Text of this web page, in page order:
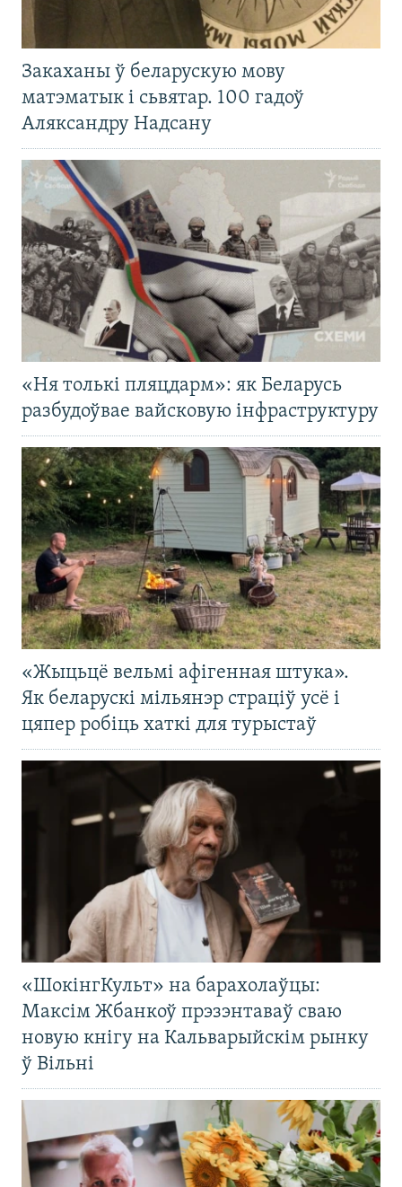
Закаханы ў беларускую мову
матэматык і сьвятар. 100 гадоў
Аляксандру Надсану
«Ня толькі пляцдарм»: як Беларусь
разбудоўвае вайсковую інфраструктуру
«Жыцьцё вельмі афігенная штука».
Як беларускі мільянэр страціў усё і
цяпер робіць хаткі для турыстаў
«ШокінгКульт» на барахолаўцы:
Максім Жбанкоў прэзэнтаваў сваю
новую кнігу на Кальварыйскім рынку
ў Вільні